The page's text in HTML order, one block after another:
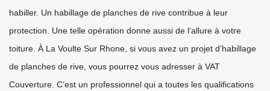
habiller. Un habillage de planches de rive contribue à leur
protection. Une telle opération donne aussi de l‘allure à votre
toiture. À La Voulte Sur Rhone, si vous avez un projet d’habillage
de planches de rive, vous pourrez vous adresser à VAT
Couverture. C’est un professionnel qui a toutes les qualifications